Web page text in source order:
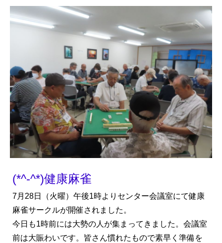
(*^-^*)健康麻雀
7月28日（火曜）午後1時よりセンター会議室にて健康
麻雀サークルが開催されました。
今日も1時前には大勢の人が集まってきました。会議室
前は大賑わいです。皆さん慣れたもので素早く準備を